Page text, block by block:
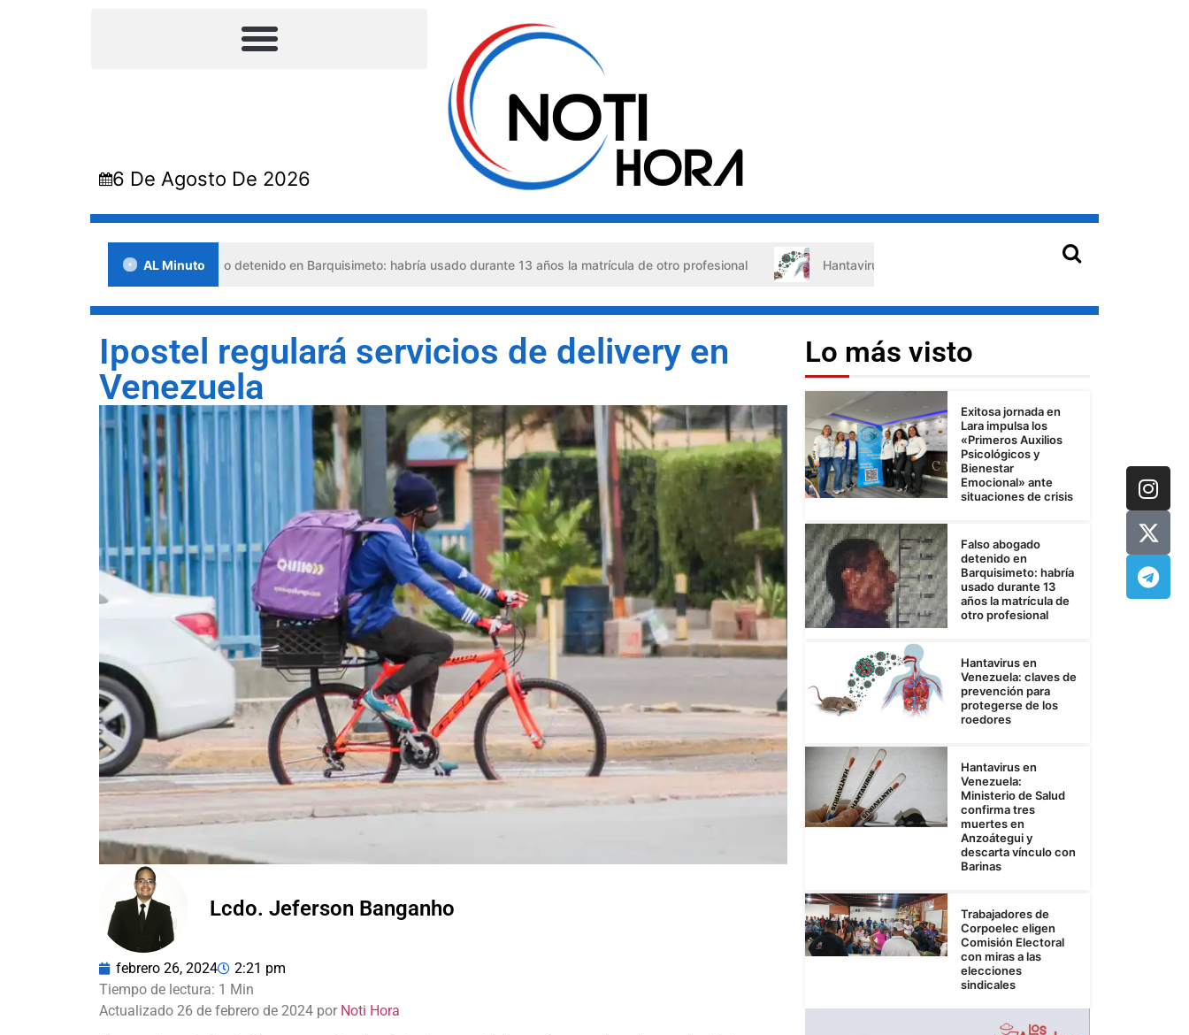
6 De Agosto De 2026
AL Minuto
Falso abogado detenido en Barquisimeto: habría usado durante 13 años la matrícula de otro profesional Hantavirus en Venezuela: claves de prevención para protegerse de los
Ipostel regulará servicios de delivery en
Venezuela
Lcdo. Jeferson Banganho
febrero 26, 2024 2:21 pm
Actualizado 26 de febrero de 2024 por Noti Hora
Lo más visto
Exitosa jornada en
Lara impulsa los
«Primeros Auxilios
Psicológicos y
Bienestar
Emocional» ante
situaciones de crisis
Falso abogado
detenido en
Barquisimeto: habría
usado durante 13
años la matrícula de
otro profesional
Hantavirus en
Venezuela: claves de
prevención para
protegerse de los
roedores
Hantavirus en
Venezuela:
Ministerio de Salud
confirma tres
muertes en
Anzoátegui y
descarta vínculo con
Barinas
Trabajadores de
Corpoelec eligen
Comisión Electoral
con miras a las
elecciones
sindicales